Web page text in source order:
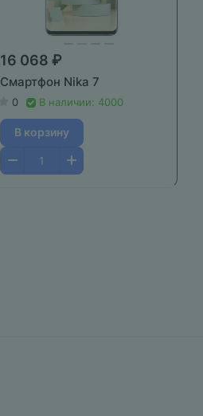
16 068 ₽
Смартфон Nika 7
0 В наличии: 4000
В корзину